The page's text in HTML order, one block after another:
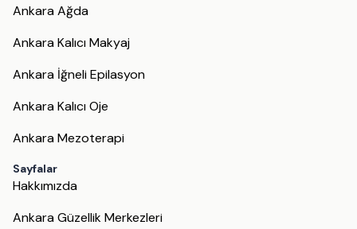
Ankara Ağda
Ankara Kalıcı Makyaj
Ankara İğneli Epilasyon
Ankara Kalıcı Oje
Ankara Mezoterapi
Sayfalar
Hakkımızda
Ankara Güzellik Merkezleri